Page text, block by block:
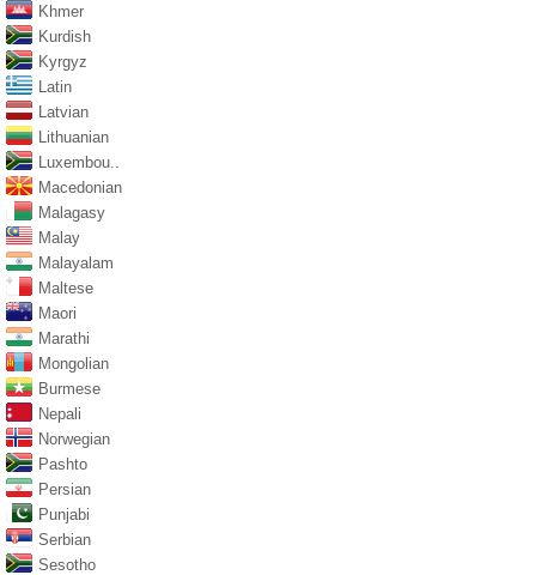
Khmer
Kurdish
Kyrgyz
Latin
Latvian
Lithuanian
Luxembou..
Macedonian
Malagasy
Malay
Malayalam
Maltese
Maori
Marathi
Mongolian
Burmese
Nepali
Norwegian
Pashto
Persian
Punjabi
Serbian
Sesotho